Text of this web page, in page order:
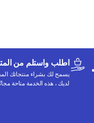
اطلب واستلم من
يسمح لك بشراء منتجاتك
لديك ، هذه الخدمة متاحة